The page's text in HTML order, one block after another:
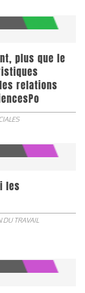
plus que le
relations
les
DU TRAVAIL